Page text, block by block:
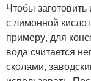
Чтобы
с лимонной
примеру, для
вода считается
сколами,